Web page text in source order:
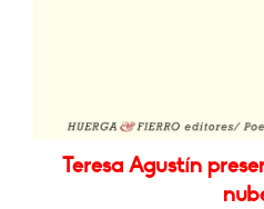
Teresa Agustín